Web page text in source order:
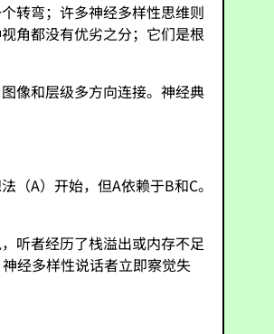
转弯；许多神经多样性思维则
角都没有优劣之分；它们是根
像和层级多方向连接。神经典
A）开始，但A依赖于B和C。
听者经历了栈溢出或内存不足
经多样性说话者立即察觉失